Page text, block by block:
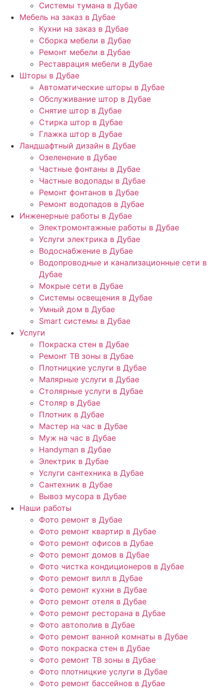
Системы тумана в Дубае
Мебель на заказ в Дубае
Кухни на заказ в Дубае
Сборка мебели в Дубае
Ремонт мебели в Дубае
Реставрация мебели в Дубае
Шторы в Дубае
Автоматические шторы в Дубае
Обслуживание штор в Дубае
Снятие штор в Дубае
Стирка штор в Дубае
Глажка штор в Дубае
Ландшафтный дизайн в Дубае
Озеленение в Дубае
Частные фонтаны в Дубае
Частные водопады в Дубае
Ремонт фонтанов в Дубае
Ремонт водопадов в Дубае
Инженерные работы в Дубае
Электромонтажные работы в Дубае
Услуги электрика в Дубае
Водоснабжение в Дубае
Водопроводные и канализационные сети в
Дубае
Мокрые сети в Дубае
Системы освещения в Дубае
Умный дом в Дубае
Smart системы в Дубае
Услуги
Покраска стен в Дубае
Ремонт ТВ зоны в Дубае
Плотницкие услуги в Дубае
Малярные услуги в Дубае
Столярные услуги в Дубае
Столяр в Дубае
Плотник в Дубае
Мастер на час в Дубае
Муж на час в Дубае
Handyman в Дубае
Электрик в Дубае
Услуги сантехника в Дубае
Сантехник в Дубае
Вывоз мусора в Дубае
Наши работы
Фото ремонт в Дубае
Фото ремонт квартир в Дубае
Фото ремонт офисов в Дубае
Фото ремонт домов в Дубае
Фото чистка кондиционеров в Дубае
Фото ремонт вилл в Дубае
Фото ремонт кухни в Дубае
Фото ремонт отеля в Дубае
Фото ремонт ресторана в Дубае
Фото автополив в Дубае
Фото ремонт ванной комнаты в Дубае
Фото покраска стен в Дубае
Фото ремонт ТВ зоны в Дубае
Фото плотницкие услуги в Дубае
Фото ремонт бассейнов в Дубае